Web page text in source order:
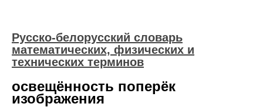
Русско-белорусский словарь
математических, физических и
технических терминов
освещённость поперёк
изображения